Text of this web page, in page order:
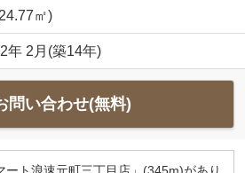
㎡)
年 2月(築14年)
問い合わせ(無料)